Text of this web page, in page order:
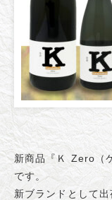
新商品『Ｋ Zero（
です。
新ブランドとして